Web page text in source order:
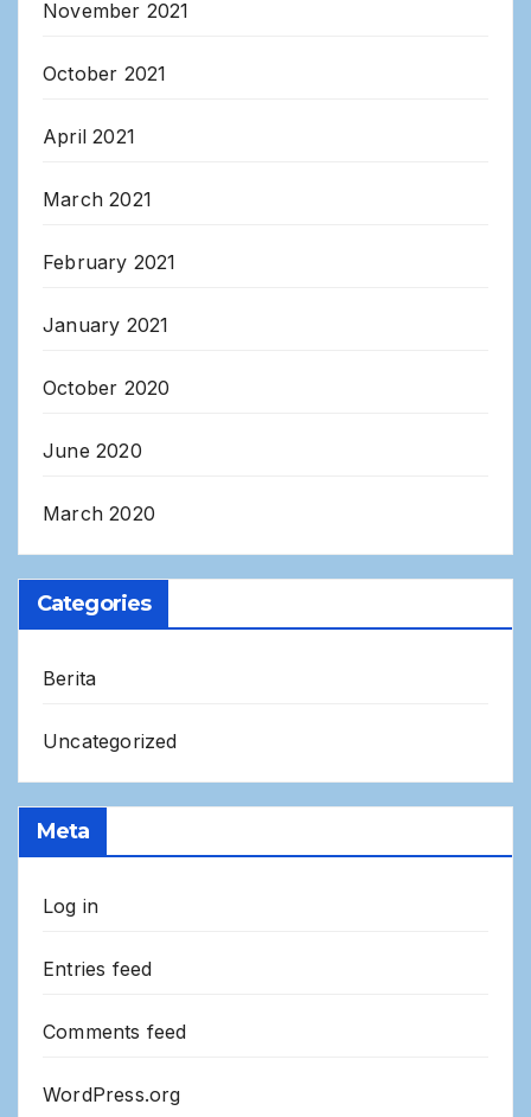
November 2021
October 2021
April 2021
March 2021
February 2021
January 2021
October 2020
June 2020
March 2020
Categories
Berita
Uncategorized
Meta
Log in
Entries feed
Comments feed
WordPress.org